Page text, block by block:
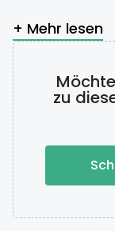
+ Mehr lesen
zu